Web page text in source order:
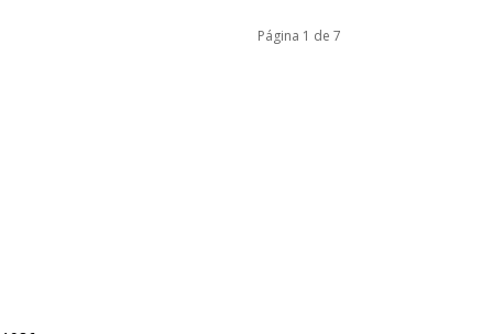
Página 1 de 7